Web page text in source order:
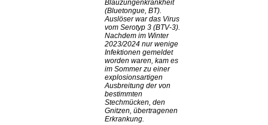
Blauzungenkrankheit
(Bluetongue, BT).
Auslöser war das Virus
vom Serotyp 3 (BTV-3).
Nachdem im Winter
2023/2024 nur wenige
Infektionen gemeldet
worden waren, kam es
im Sommer zu einer
explosionsartigen
Ausbreitung der von
bestimmten
Stechmücken, den
Gnitzen, übertragenen
Erkrankung.